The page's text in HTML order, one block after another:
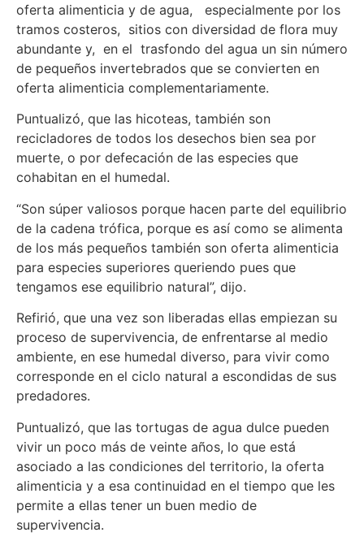
oferta alimenticia y de agua, especialmente por los
tramos costeros, sitios con diversidad de flora muy
abundante y, en el trasfondo del agua un sin número
de pequeños invertebrados que se convierten en
oferta alimenticia complementariamente.
Puntualizó, que las hicoteas, también son
recicladores de todos los desechos bien sea por
muerte, o por defecación de las especies que
cohabitan en el humedal.
“Son súper valiosos porque hacen parte del equilibrio
de la cadena trófica, porque es así como se alimenta
de los más pequeños también son oferta alimenticia
para especies superiores queriendo pues que
tengamos ese equilibrio natural”, dijo.
Refirió, que una vez son liberadas ellas empiezan su
proceso de supervivencia, de enfrentarse al medio
ambiente, en ese humedal diverso, para vivir como
corresponde en el ciclo natural a escondidas de sus
predadores.
Puntualizó, que las tortugas de agua dulce pueden
vivir un poco más de veinte años, lo que está
asociado a las condiciones del territorio, la oferta
alimenticia y a esa continuidad en el tiempo que les
permite a ellas tener un buen medio de
supervivencia.